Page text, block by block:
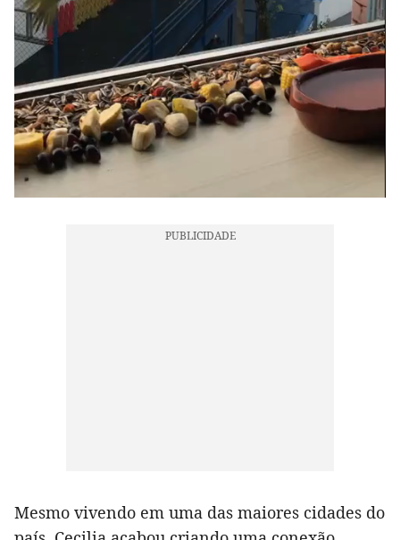
Mesmo vivendo em uma das maiores cidades do